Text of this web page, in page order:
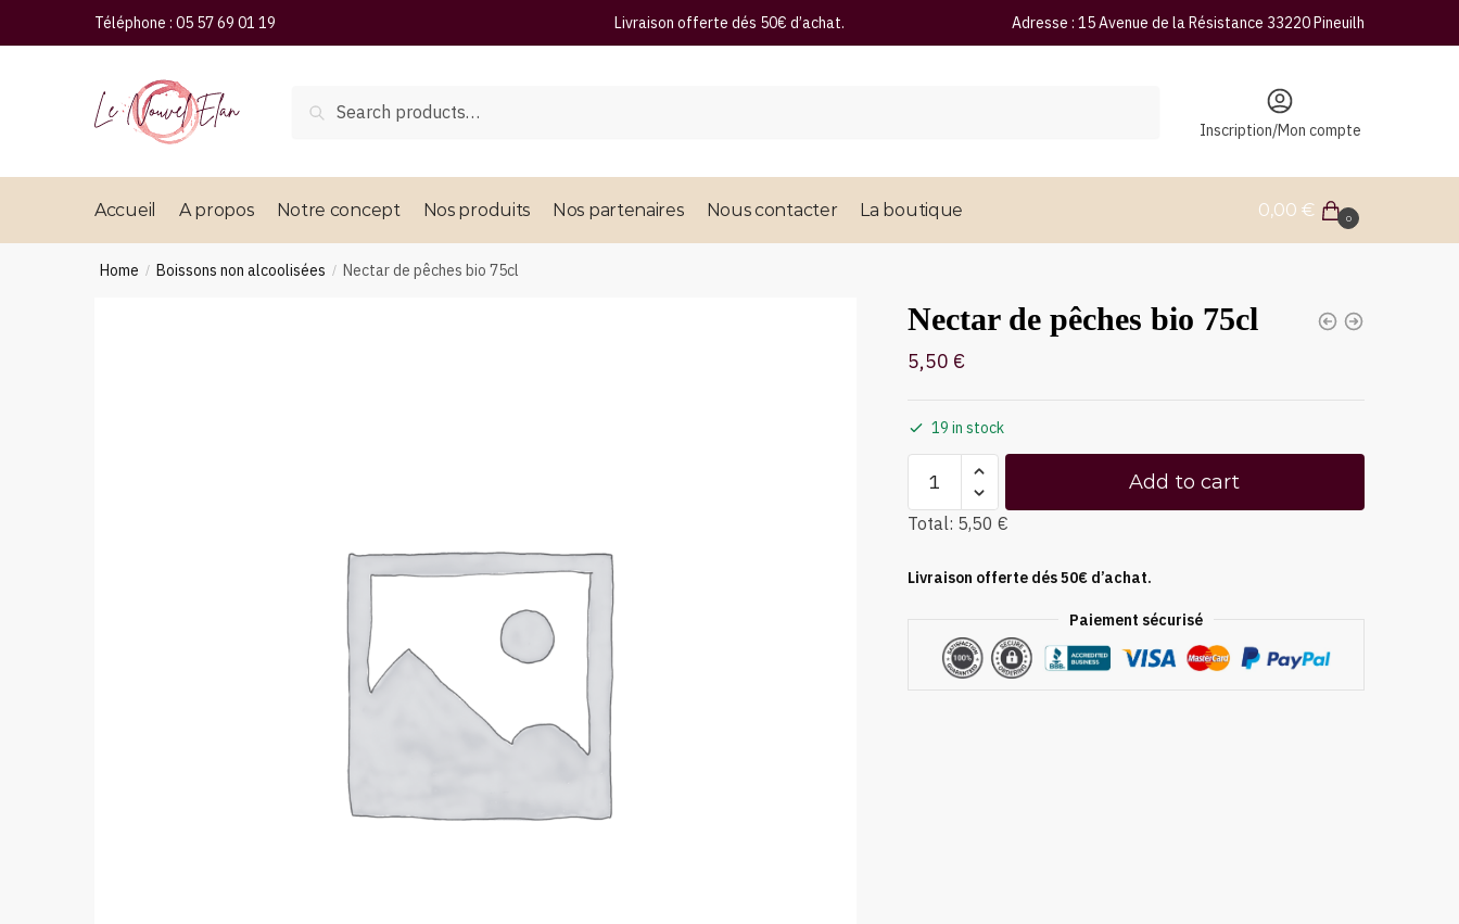
Téléphone : 05 57 69 01 19 Livraison offerte dés 50€ d’achat. Adresse : 15 Avenue de la Résistance 33220 Pineuilh
Search
Inscription/Mon compte
Accueil A propos Notre concept Nos produits Nos partenaires Nous contacter La boutique 0,00 € 0
Home / Boissons non alcoolisées / Nectar de pêches bio 75cl
Nectar de pêches bio 75cl
5,50 €
19 in stock
Add to cart
Total: 5,50 €
Livraison offerte dés 50€ d’achat.
Paiement sécurisé